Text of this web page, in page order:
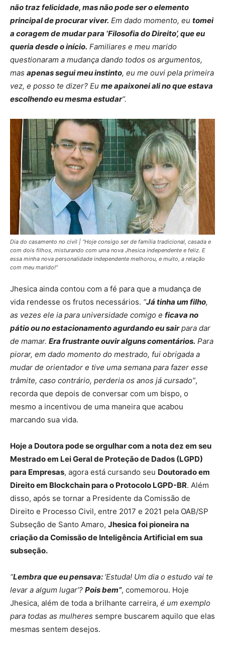
não traz felicidade, mas não pode ser o elemento
principal de procurar viver. Em dado momento, eu tomei
a coragem de mudar para ‘Filosofia do Direito’, que eu
queria desde o início. Familiares e meu marido
questionaram a mudança dando todos os argumentos,
mas apenas segui meu instinto, eu me ouvi pela primeira
vez, e posso te dizer? Eu me apaixonei ali no que estava
escolhendo eu mesma estudar“.
Dia do casamento no civil | “Hoje consigo ser de família tradicional, casada e
com dois filhos, misturando com uma nova Jhesica independente e feliz. E
essa minha nova personalidade independente melhorou, e muito, a relação
com meu marido!”
Jhesica ainda contou com a fé para que a mudança de
vida rendesse os frutos necessários. “Já tinha um filho,
as vezes ele ia para universidade comigo e ficava no
pátio ou no estacionamento agurdando eu sairpara dar
de mamar. Era frustrante ouvir alguns comentários. Para
piorar, em dado momento do mestrado, fui obrigada a
mudar de orientador e tive uma semana para fazer esse
trâmite, caso contrário, perderia os anos já cursado”,
recorda que depois de conversar com um bispo, o
mesmo a incentivou de uma maneira que acabou
marcando sua vida.
Hoje a Doutora pode se orgulhar com a nota dez em seu
Mestrado em Lei Geral de Proteção de Dados (LGPD)
para Empresas, agora está cursando seu Doutorado em
Direito em Blockchain para o Protocolo LGPD-BR. Além
disso, após se tornar a Presidente da Comissão de
Direito e Processo Civil, entre 2017 e 2021 pela OAB/SP
Subseção de Santo Amaro, Jhesica foi pioneira na
criação da Comissão de Inteligência Artificial em sua
subseção.
“Lembra que eu pensava: ‘Estuda! Um dia o estudo vai te
levar a algum lugar’? Pois bem”, comemorou. Hoje
Jhesica, além de toda a brilhante carreira, é um exemplo
para todas as mulheres sempre buscarem aquilo que elas
mesmas sentem desejos.